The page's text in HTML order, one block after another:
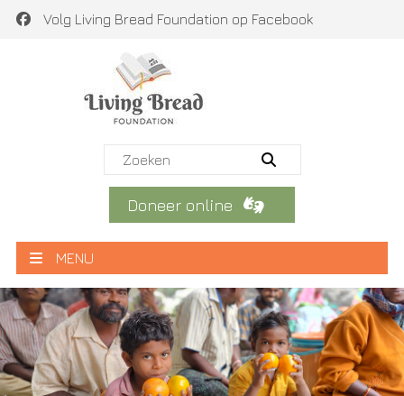
Volg Living Bread Foundation op Facebook
Doneer online
MENU